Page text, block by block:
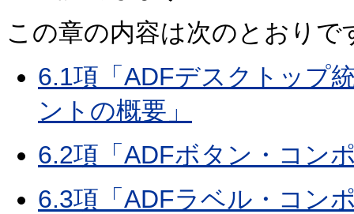
この章の内容は次のとおりで
6.1項「ADFデスクトップ
ントの概要」
6.2項「ADFボタン・コン
6.3項「ADFラベル・コン